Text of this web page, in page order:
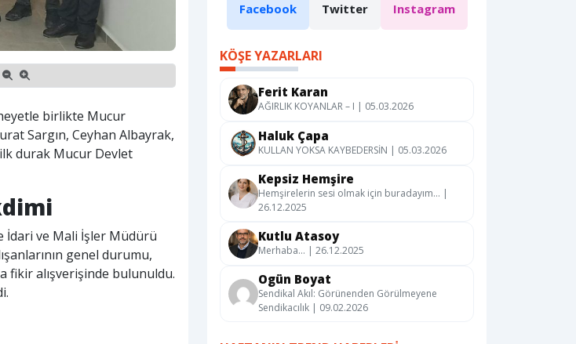
birlikte Mucur
Sargın, Ceyhan Albayrak,
durak Mucur Devlet
İdari ve Mali İşler Müdürü
genel durumu,
fikir alışverişinde bulunuldu.
Facebook Twitter Instagram
KÖŞE YAZARLARI
Ferit Karan
AĞIRLIK KOYANLAR – I | 05.03.2026
Haluk Çapa
KULLAN YOKSA KAYBEDERSİN | 05.03.2026
Kepsiz Hemşire
Hemşirelerin sesi olmak için buradayım… |
26.12.2025
Kutlu Atasoy
Merhaba… | 26.12.2025
Ogün Boyat
Sendikal Akıl: Görünenden Görülmeyene
Sendikacılık | 09.02.2026